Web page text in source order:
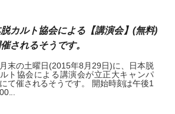
カルト協会による【講演会】(無料)
されるそうです。
末の土曜日(2015年8月29日)に、日本脱
ト協会による講演会が立正大キャンパ
て催されるそうです。 開始時刻は午後1